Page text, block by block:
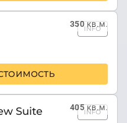
350кв.м.
INFO
405кв.м.
Suite INFO